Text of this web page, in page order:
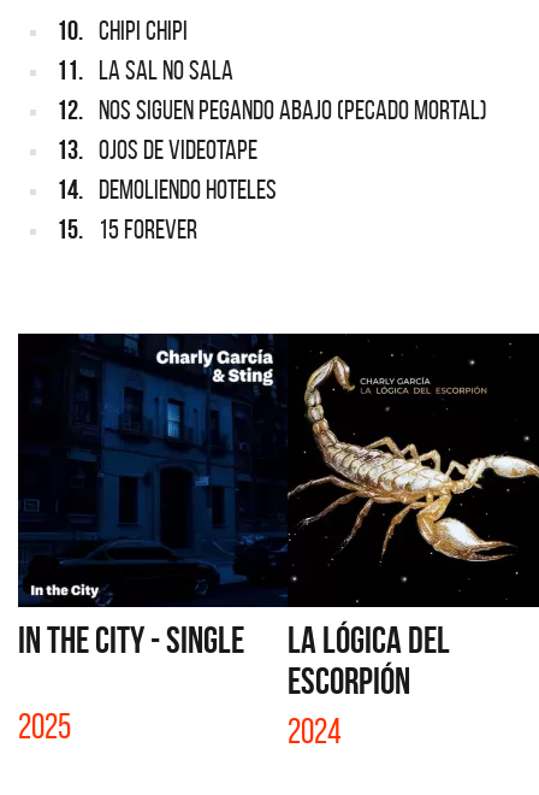
10. CHIPI CHIPI
11. LA SAL NO SALA
12. NOS SIGUEN PEGANDO ABAJO (PECADO MORTAL)
13. OJOS DE VIDEOTAPE
14. DEMOLIENDO HOTELES
15. 15 FOREVER
IN THE CITY - SINGLE
2025
LA LÓGICA DEL
ESCORPIÓN
2024